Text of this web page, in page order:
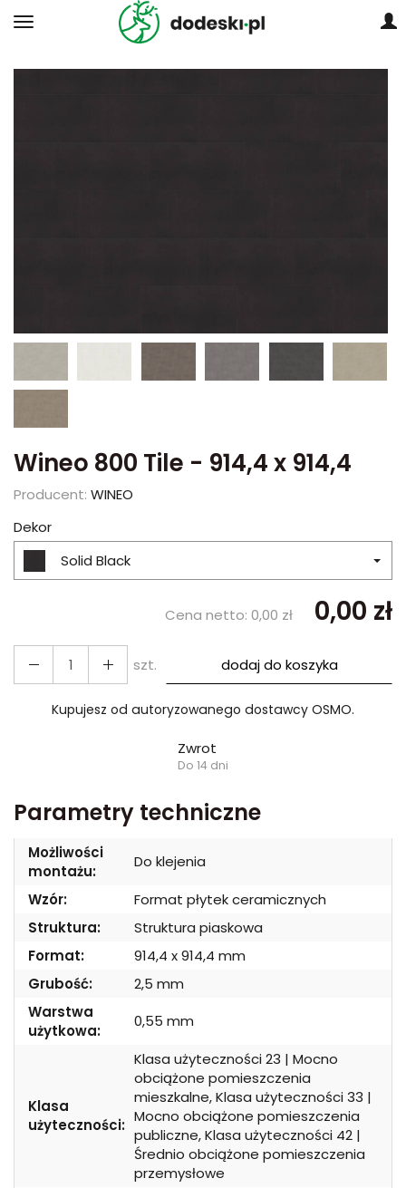
Wineo 800 Tile - 914,4 x 914,4
Producent: WINEO
Dekor
Solid Black
Cena netto: 0,00 zł 0,00 zł
szt. dodaj do koszyka
Kupujesz od autoryzowanego dostawcy OSMO.
Zwrot
Do 14 dni
Parametry techniczne
Możliwości
montażu:
Do klejenia
Wzór:
Format płytek ceramicznych
Struktura:
Struktura piaskowa
Format:
914,4 x 914,4 mm
Grubość:
2,5 mm
Warstwa
użytkowa:
0,55 mm
Klasa
użyteczności:
Klasa użyteczności 23 | Mocno
obciążone pomieszczenia
mieszkalne, Klasa użyteczności 33 |
Mocno obciążone pomieszczenia
publiczne, Klasa użyteczności 42 |
Średnio obciążone pomieszczenia
przemysłowe